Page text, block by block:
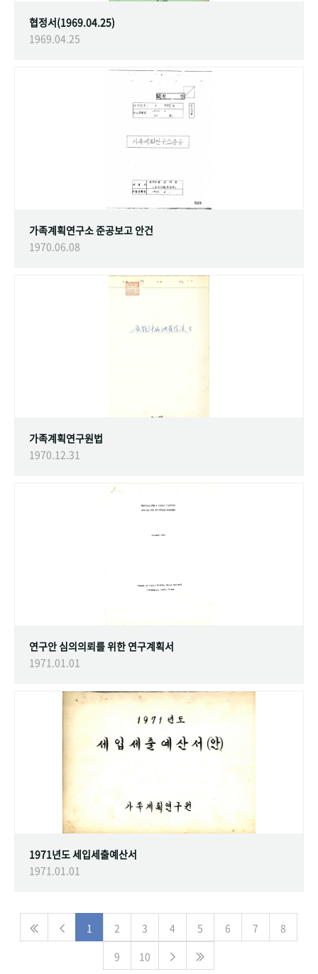
협정서(1969.04.25)
1969.04.25
가족계획연구소 준공보고 안건
1970.06.08
가족계획연구원법
1970.12.31
연구안 심의의뢰를 위한 연구계획서
1971.01.01
1971년도 세입세출예산서
1971.01.01
1 2 3 4 5 6 7
8
9
10